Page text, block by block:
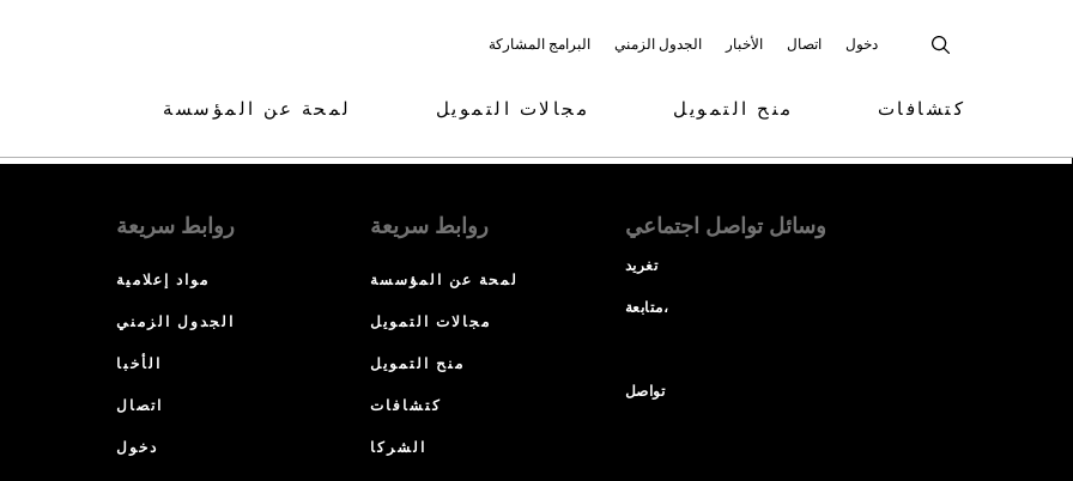
البرامج المشاركة الجدول الزمني الأخبار اتصال دخول
لمحة عن المؤسسة مجالات التمويل منح التمويل كتشافات
روابط سريعة
مواد إعلامية
الجدول الزمني
الأخبا
اتصال
دخول
روابط سريعة
لمحة عن المؤسسة
مجالات التمويل
منح التمويل
كتشافات
الشركا
وسائل تواصل اجتماعي
تغريد
متابعة،
تواصل